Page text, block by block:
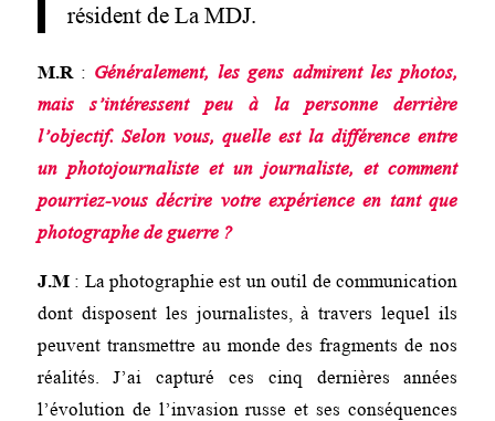
résident de La MDJ.
M.R : Généralement, les gens admirent les photos,
mais s’intéressent peu à la personne derrière
l’objectif. Selon vous, quelle est la différence entre
un photojournaliste et un journaliste, et comment
pourriez-vous décrire votre expérience en tant que
photographe de guerre ?
J.M: La photographie est un outil de communication
dont disposent les journalistes, à travers lequel ils
peuvent transmettre au monde des fragments de nos
réalités. J’ai capturé ces cinq dernières années
l’évolution de l’invasion russe et ses conséquences